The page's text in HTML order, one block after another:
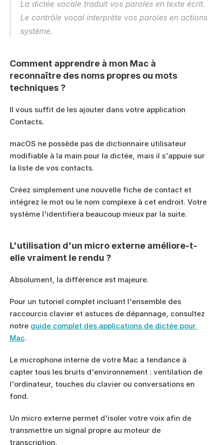
La dictée vocale traduit vos paroles en texte écrit.
Le contrôle vocal interprète vos paroles en actions
système.
Comment apprendre à mon Mac à
reconnaître des noms propres ou mots
techniques ?
Il vous suffit de les ajouter dans votre application
Contacts.
macOS ne possède pas de dictionnaire utilisateur
modifiable à la main pour la dictée, mais il s'appuie sur
la liste de vos contacts.
Créez simplement une nouvelle fiche de contact et
intégrez le mot ou le nom complexe à cet endroit. Votre
système l'identifiera beaucoup mieux par la suite.
L'utilisation d'un micro externe améliore-t-
elle vraiment le rendu ?
Absolument, la différence est majeure.
Pour un tutoriel complet incluant l'ensemble des
raccourcis clavier et astuces de dépannage, consultez
notre guide complet des applications de dictée pour
Mac.
Le microphone interne de votre Mac a tendance à
capter tous les bruits d'environnement : ventilation de
l'ordinateur, touches du clavier ou conversations en
fond.
Un micro externe permet d'isoler votre voix afin de
transmettre un signal propre au moteur de
transcription.